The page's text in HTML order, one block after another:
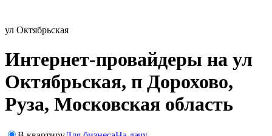
ул Октябрьская
Интернет-провайдеры на ул
Октябрьская, п Дорохово,
Руза, Московская область